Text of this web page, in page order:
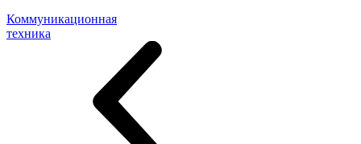
Коммуникационная
техника